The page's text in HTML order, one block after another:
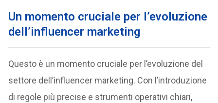
Un momento cruciale per l’evoluzione
dell’influencer marketing
Questo è un momento cruciale per l’evoluzione del
settore dell’influencer marketing. Con l’introduzione
di regole più precise e strumenti operativi chiari,